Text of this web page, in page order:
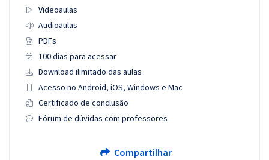
Videoaulas
Audioaulas
PDFs
100 dias para acessar
Download ilimitado das aulas
Acesso no Android, iOS, Windows e Mac
Certificado de conclusão
Fórum de dúvidas com professores
Compartilhar